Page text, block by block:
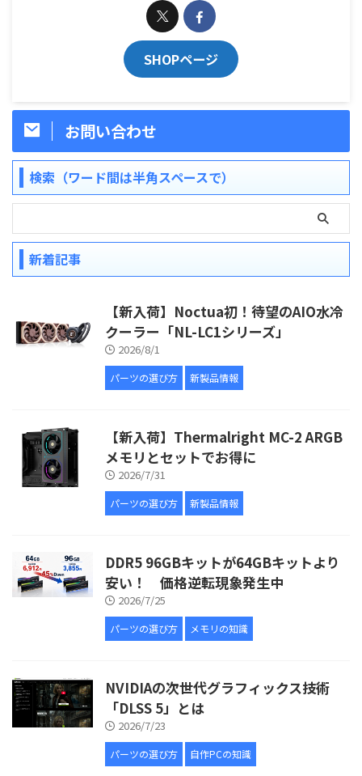
SHOPページ
お問い合わせ
検索（ワード間は半角スペースで）
新着記事
【新入荷】Noctua初！待望のAIO水冷
クーラー「NL-LC1シリーズ」
2026/8/1
パーツの選び方 新製品情報
【新入荷】Thermalright MC-2 ARGB
メモリとセットでお得に
2026/7/31
パーツの選び方 新製品情報
DDR5 96GBキットが64GBキットより
安い！ 価格逆転現象発生中
2026/7/25
パーツの選び方 メモリの知識
NVIDIAの次世代グラフィックス技術
「DLSS 5」とは
2026/7/23
パーツの選び方 自作PCの知識